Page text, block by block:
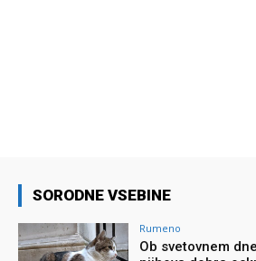
SORODNE VSEBINE
Rumeno
Ob svetovnem